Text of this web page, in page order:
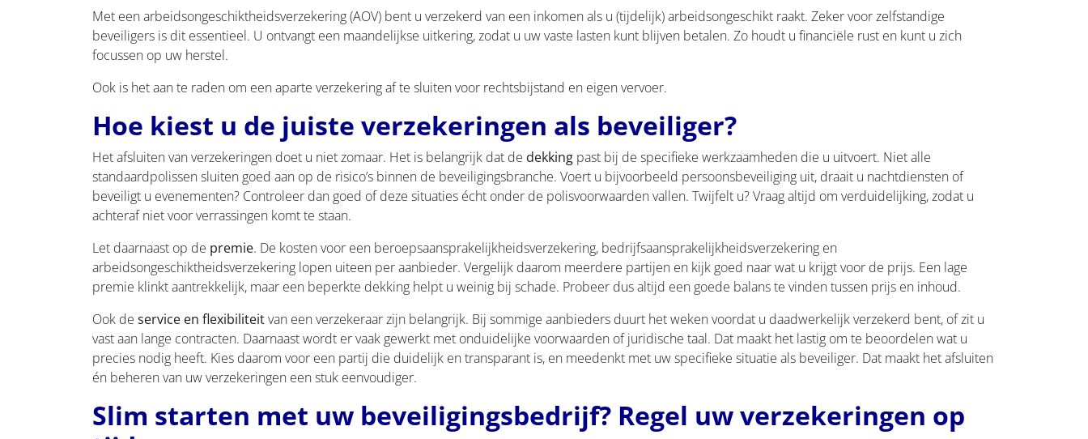
Met een arbeidsongeschiktheidsverzekering (AOV) bent u verzekerd van een inkomen als u (tijdelijk) arbeidsongeschikt raakt. Zeker voor zelfstandige
beveiligers is dit essentieel. U ontvangt een maandelijkse uitkering, zodat u uw vaste lasten kunt blijven betalen. Zo houdt u financiële rust en kunt u zich
focussen op uw herstel.
Ook is het aan te raden om een aparte verzekering af te sluiten voor rechtsbijstand en eigen vervoer.
Hoe kiest u de juiste verzekeringen als beveiliger?
Het afsluiten van verzekeringen doet u niet zomaar. Het is belangrijk dat de dekking past bij de specifieke werkzaamheden die u uitvoert. Niet alle
standaardpolissen sluiten goed aan op de risico’s binnen de beveiligingsbranche. Voert u bijvoorbeeld persoonsbeveiliging uit, draait u nachtdiensten of
beveiligt u evenementen? Controleer dan goed of deze situaties écht onder de polisvoorwaarden vallen. Twijfelt u? Vraag altijd om verduidelijking, zodat u
achteraf niet voor verrassingen komt te staan.
Let daarnaast op de premie. De kosten voor een beroepsaansprakelijkheidsverzekering, bedrijfsaansprakelijkheidsverzekering en
arbeidsongeschiktheidsverzekering lopen uiteen per aanbieder. Vergelijk daarom meerdere partijen en kijk goed naar wat u krijgt voor de prijs. Een lage
premie klinkt aantrekkelijk, maar een beperkte dekking helpt u weinig bij schade. Probeer dus altijd een goede balans te vinden tussen prijs en inhoud.
Ook de service en flexibiliteitvan een verzekeraar zijn belangrijk. Bij sommige aanbieders duurt het weken voordat u daadwerkelijk verzekerd bent, of zit u
vast aan lange contracten. Daarnaast wordt er vaak gewerkt met onduidelijke voorwaarden of juridische taal. Dat maakt het lastig om te beoordelen wat u
precies nodig heeft. Kies daarom voor een partij die duidelijk en transparant is, en meedenkt met uw specifieke situatie als beveiliger. Dat maakt het afsluiten
én beheren van uw verzekeringen een stuk eenvoudiger.
Slim starten met uw beveiligingsbedrijf? Regel uw verzekeringen op